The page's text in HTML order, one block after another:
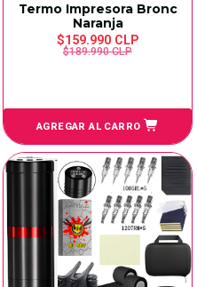
Termo Impresora Bronc
Naranja
$159.990 CLP
$189.990 CLP
AGREGAR AL CARRO